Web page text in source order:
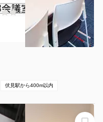
(0件)
区栄2-2-1
1〜21名
伏見駅から400m以内
ある築100年を超